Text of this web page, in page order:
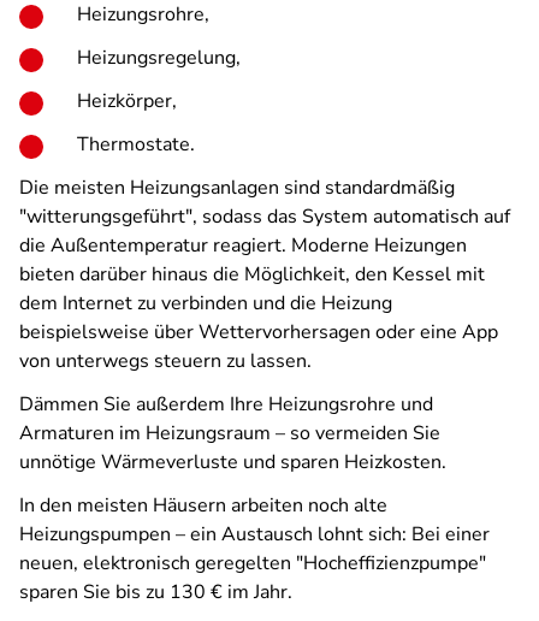
Heizungsrohre,
Heizungsregelung,
Heizkörper,
Thermostate.
Die meisten Heizungsanlagen sind standardmäßig
"witterungsgeführt", sodass das System automatisch auf
die Außentemperatur reagiert. Moderne Heizungen
bieten darüber hinaus die Möglichkeit, den Kessel mit
dem Internet zu verbinden und die Heizung
beispielsweise über Wettervorhersagen oder eine App
von unterwegs steuern zu lassen.
Dämmen Sie außerdem Ihre Heizungsrohre und
Armaturen im Heizungsraum – so vermeiden Sie
unnötige Wärmeverluste und sparen Heizkosten.
In den meisten Häusern arbeiten noch alte
Heizungspumpen – ein Austausch lohnt sich: Bei einer
neuen, elektronisch geregelten "Hocheffizienzpumpe"
sparen Sie bis zu 130 € im Jahr.